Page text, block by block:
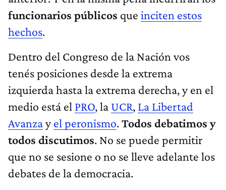
funcionarios públicos que inciten estos
hechos.
Dentro del Congreso de la Nación vos
tenés posiciones desde la extrema
izquierda hasta la extrema derecha, y en el
medio está el PRO, la UCR, La Libertad
Avanzayel peronismo.Todos debatimos y
todos discutimos. No se puede permitir
que no se sesione o no se lleve adelante los
debates de la democracia.